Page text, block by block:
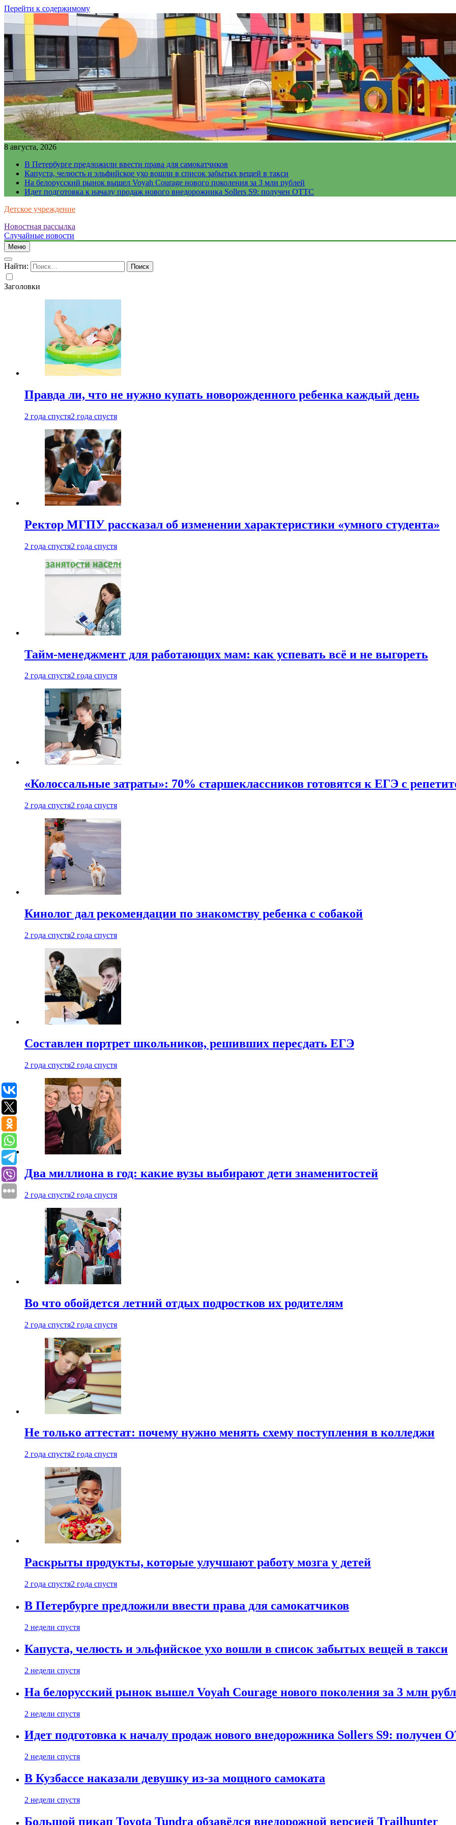
Перейти к содержимому
8 августа, 2026
В Петербурге предложили ввести права для самокатчиков
Капуста, челюсть и эльфийское ухо вошли в список забытых вещей в такси
На белорусский рынок вышел Voyah Courage нового поколения за 3 млн рублей
Идет подготовка к началу продаж нового внедорожника Sollers S9: получен ОТТС
Детское учреждение
Новостная рассылка
Случайные новости
Меню
Найти:
Заголовки
Правда ли, что не нужно купать новорожденного ребенка каждый день
2 года спустя2 года спустя
Ректор МГПУ рассказал об изменении характеристики «умного студента»
2 года спустя2 года спустя
Тайм-менеджмент для работающих мам: как успевать всё и не выгореть
2 года спустя2 года спустя
«Колоссальные затраты»: 70% старшеклассников готовятся к ЕГЭ с
2 года спустя2 года спустя
Кинолог дал рекомендации по знакомству ребенка с собакой
2 года спустя2 года спустя
Составлен портрет школьников, решивших пересдать ЕГЭ
2 года спустя2 года спустя
Два миллиона в год: какие вузы выбирают дети знаменитостей
2 года спустя2 года спустя
Во что обойдется летний отдых подростков их родителям
2 года спустя2 года спустя
Не только аттестат: почему нужно менять схему поступления в колледжи
2 года спустя2 года спустя
Раскрыты продукты, которые улучшают работу мозга у детей
2 года спустя2 года спустя
В Петербурге предложили ввести права для самокатчиков
2 недели спустя
Капуста, челюсть и эльфийское ухо вошли в список забытых вещей в такси
2 недели спустя
На белорусский рынок вышел Voyah Courage нового поколения за 3 млн
2 недели спустя
Идет подготовка к началу продаж нового внедорожника Sollers S9: получен
2 недели спустя
В Кузбассе наказали девушку из-за мощного самоката
2 недели спустя
Большой пикап Toyota Tundra обзавёлся внедорожной версией Trailhunter